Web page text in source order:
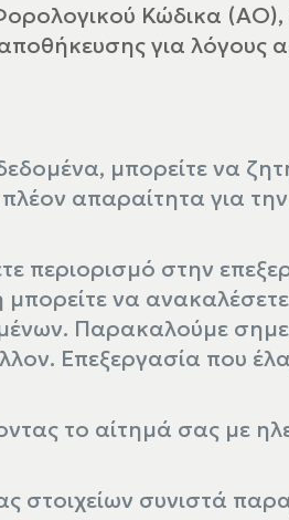
Κώδικα
για λόγους
μπορείτε να
απαραίτητα για
περιορισμό στην
να
Παρακαλούμε
Επεξεργασία που
το αίτημά σας με
στοιχείων συνιστά